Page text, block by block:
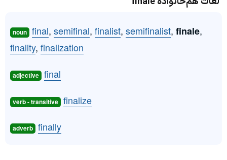
noun final, semifinal, finalist, semifinalist, finale,
finality, finalization
adjective final
verb - transitive finalize
adverb finally